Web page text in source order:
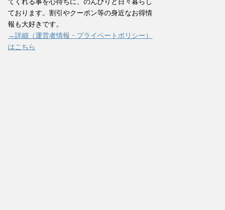
ております。割引やクーポン等の身近なお得情
報も大好きです。
→詳細（運営者情報・プライベートポリシー）
はこちら